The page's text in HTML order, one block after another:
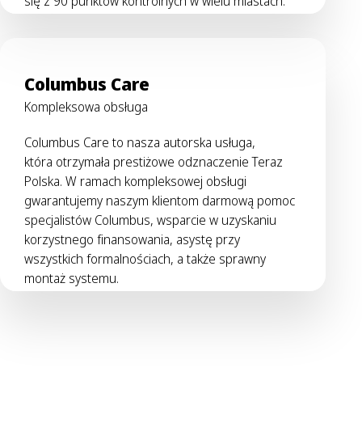
Columbus Care
Kompleksowa obsługa
Columbus Care to nasza autorska usługa,
która otrzymała prestiżowe odznaczenie Teraz
Polska. W ramach kompleksowej obsługi
gwarantujemy naszym klientom darmową pomoc
specjalistów Columbus, wsparcie w uzyskaniu
korzystnego finansowania, asystę przy
wszystkich formalnościach, a także sprawny
montaż systemu.